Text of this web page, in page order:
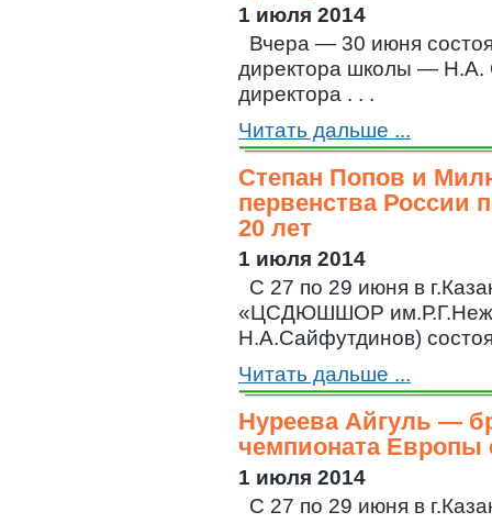
1 июля 2014
Вчера — 30 июня
директора школы — Н.А.
директора . . .
Читать дальше ...
Степан Попов и
первенства России
20 лет
1 июля 2014
C 27 по 29 июня в
«ЦСДЮШШОР
Н.А.Сайфутдинов)
Читать дальше ...
Нуреева Айгуль —
чемпионата Европы
1 июля 2014
C 27 по 29 июня в